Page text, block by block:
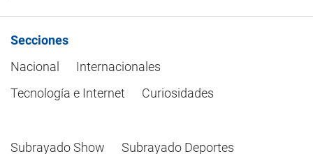
Secciones
Nacional
Internacionales
Tecnología e Internet
Curiosidades
Subrayado Show Subrayado Deportes